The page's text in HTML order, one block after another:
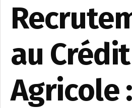
au Crédit
Agricole :